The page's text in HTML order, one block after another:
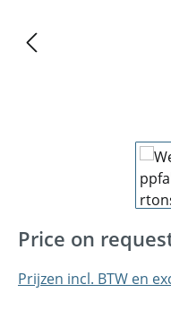
Price on
Prijzen incl. BTW en